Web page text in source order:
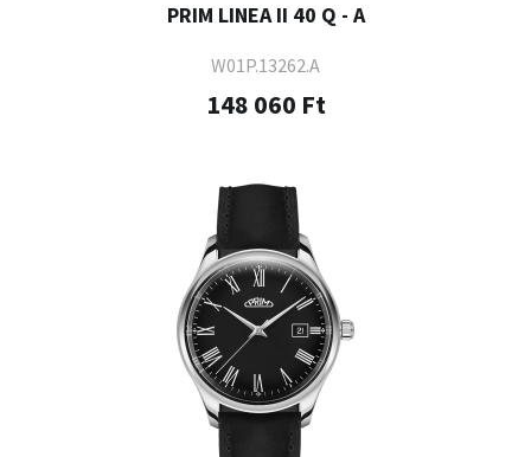
PRIM LINEA II 40 Q - A
W01P.13262.A
148 060 Ft